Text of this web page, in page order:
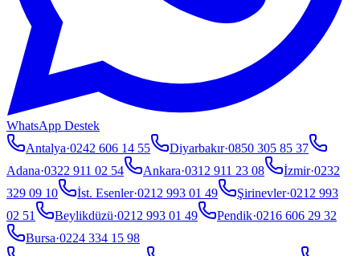
WhatsApp Destek
Antalya·0242 606 14 55 Diyarbakır·0850 305 85 37
Adana·0322 911 02 54 Ankara·0312 911 23 08 İzmir·0232
329 09 10
İst. Esenler·0212 993 01 49 Şirinevler·0212 993
02 51
Beylikdüzü·0212 993 01 49 Pendik·0216 606 29 32
Bursa·0224 334 15 98